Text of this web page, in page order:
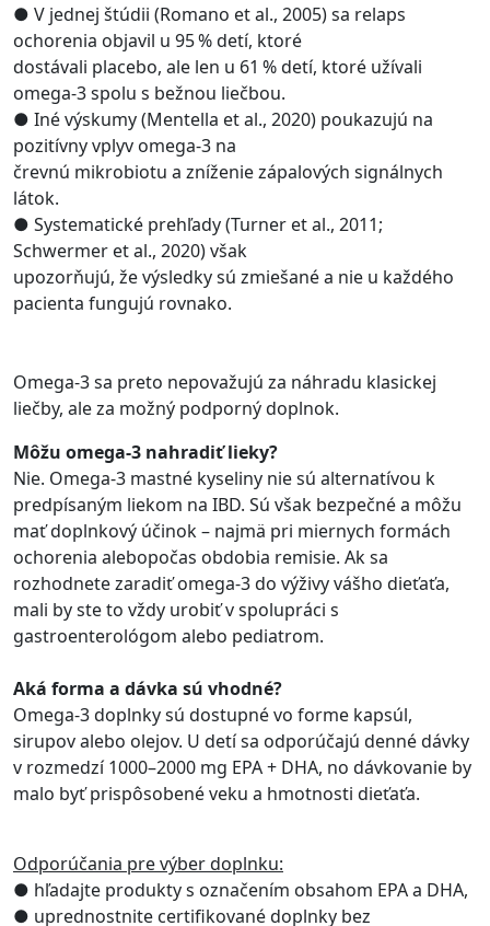
● V jednej štúdii (Romano et al., 2005) sa relaps
ochorenia objavil u 95 % detí, ktoré
dostávali placebo, ale len u 61 % detí, ktoré užívali
omega-3 spolu s bežnou liečbou.
● Iné výskumy (Mentella et al., 2020) poukazujú na
pozitívny vplyv omega-3 na
črevnú mikrobiotu a zníženie zápalových signálnych
látok.
● Systematické prehľady (Turner et al., 2011;
Schwermer et al., 2020) však
upozorňujú, že výsledky sú zmiešané a nie u každého
pacienta fungujú rovnako.
Omega-3 sa preto nepovažujú za náhradu klasickej
liečby, ale za možný podporný doplnok.
Môžu omega-3 nahradiť lieky?
Nie. Omega-3 mastné kyseliny nie sú alternatívou k
predpísaným liekom na IBD. Sú však bezpečné a môžu
mať doplnkový účinok – najmä pri miernych formách
ochorenia alebopočas obdobia remisie. Ak sa
rozhodnete zaradiť omega-3 do výživy vášho dieťaťa,
mali by ste to vždy urobiť v spolupráci s
gastroenterológom alebo pediatrom.
Aká forma a dávka sú vhodné?
Omega-3 doplnky sú dostupné vo forme kapsúl,
sirupov alebo olejov. U detí sa odporúčajú denné dávky
v rozmedzí 1000–2000 mg EPA + DHA, no dávkovanie by
malo byť prispôsobené veku a hmotnosti dieťaťa.
Odporúčania pre výber doplnku:
● hľadajte produkty s označením obsahom EPA a DHA,
● uprednostnite certifikované doplnky bez